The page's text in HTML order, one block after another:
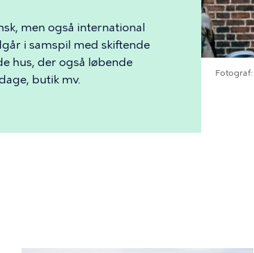
men også international
i samspil med skiftende
hus, der også løbende
butik mv.
Fotograf